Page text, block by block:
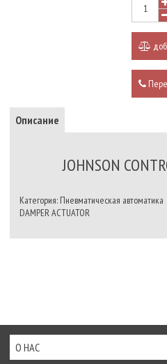
Описание
JOHNSON
Категория: Пневматическая автоматика
DAMPER ACTUATOR
О НАС